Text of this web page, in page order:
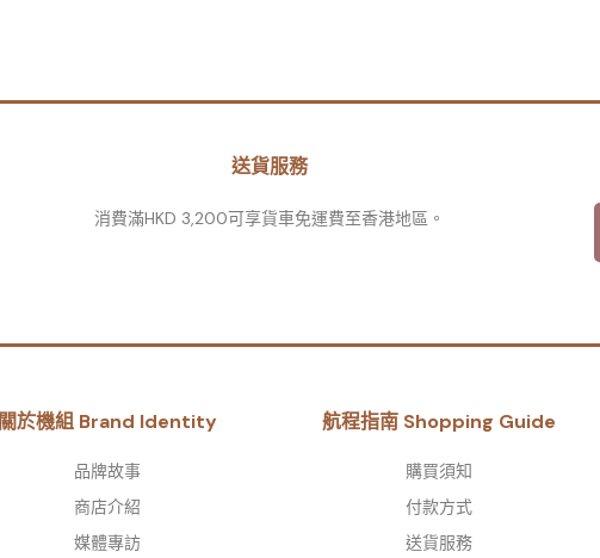
送貨服務
消費滿HKD 3,200可享貨車免運費至香港地區。
關於機組 Brand Identity
品牌故事​
商店介紹
媒體專訪
航程指南 Shopping Guide
購買須知
付款方式
送貨服務